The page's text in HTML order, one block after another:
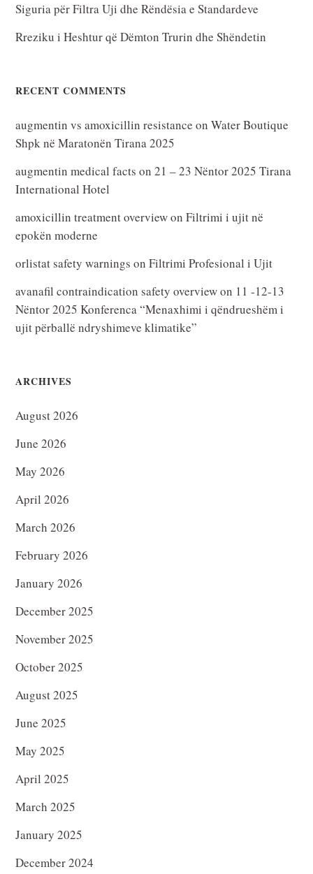
Siguria për Filtra Uji dhe Rëndësia e Standardeve
Rreziku i Heshtur që Dëmton Trurin dhe Shëndetin
RECENT COMMENTS
augmentin vs amoxicillin resistance onWater Boutique
Shpk në Maratonën Tirana 2025
augmentin medical facts on21 – 23 Nëntor 2025 Tirana
International Hotel
amoxicillin treatment overviewonFiltrimi i ujit në
epokën moderne
orlistat safety warnings onFiltrimi Profesional i Ujit
avanafil contraindication safety overviewon 11 -12-13
Nëntor 2025 Konferenca “Menaxhimi i qëndrueshëm i
ujit përballë ndryshimeve klimatike”
ARCHIVES
August 2026
June 2026
May 2026
April 2026
March 2026
February 2026
January 2026
December 2025
November 2025
October 2025
August 2025
June 2025
May 2025
April 2025
March 2025
January 2025
December 2024